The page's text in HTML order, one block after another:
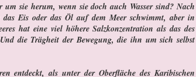
sie herum, wenn sie doch auch Wasser sind? Nach
Eis oder das Öl auf dem Meer schwimmt, aber in
hat eine viel höhere Salzkonzentration als das des
die Trägheit der Bewegung, die ihn um sich selbst
entdeckt, als unter der Oberfläche des Karibischen